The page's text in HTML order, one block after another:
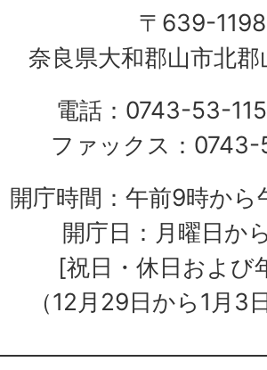
〒639-1198
奈良県大和郡山市北
電話：0743-53-
ファックス：
開庁時間：午前9時か
開庁日：月曜日か
[祝日・休日および
（12月29日から1月3